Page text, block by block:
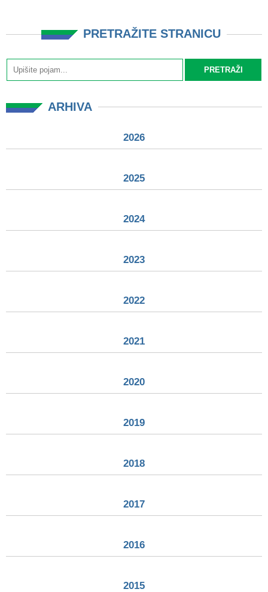
PRETRAŽITE STRANICU
ARHIVA
2026
2025
2024
2023
2022
2021
2020
2019
2018
2017
2016
2015